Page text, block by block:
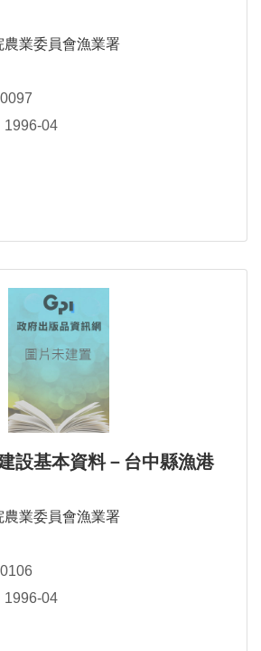
農業委員會漁業署
1996-04
設基本資料－台中縣漁港
農業委員會漁業署
1996-04